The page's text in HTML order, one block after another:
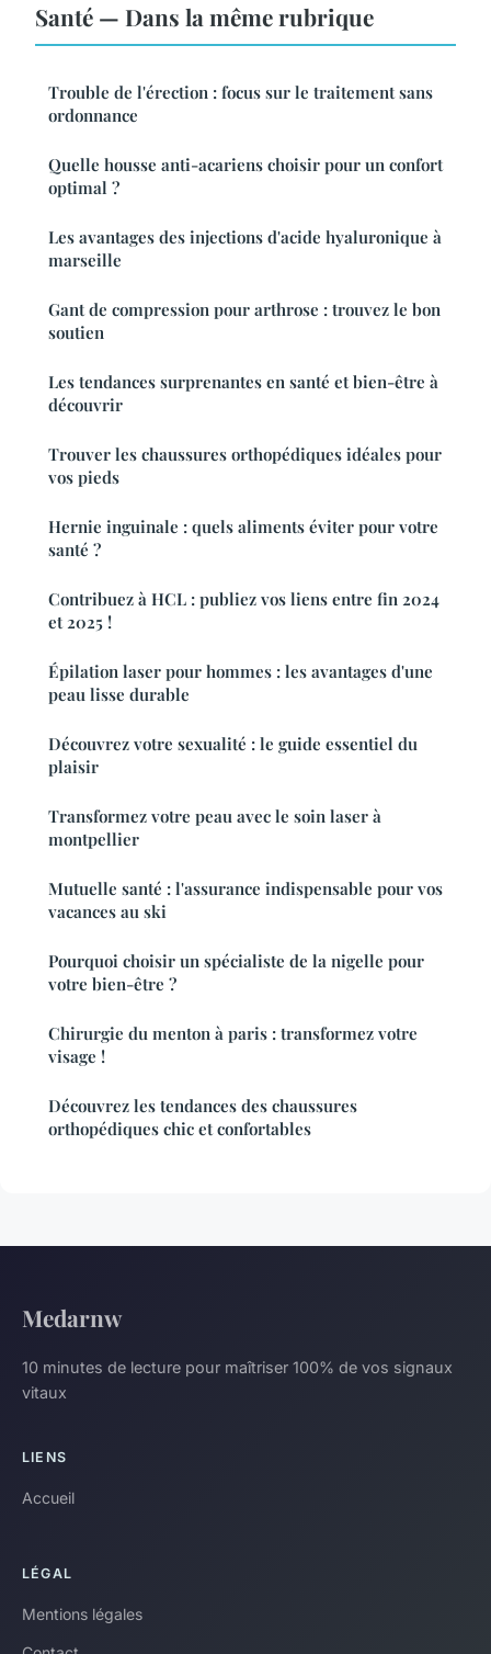
Santé — Dans la même rubrique
Trouble de l'érection : focus sur le traitement sans
ordonnance
Quelle housse anti-acariens choisir pour un confort
optimal ?
Les avantages des injections d'acide hyaluronique à
marseille
Gant de compression pour arthrose : trouvez le bon
soutien
Les tendances surprenantes en santé et bien-être à
découvrir
Trouver les chaussures orthopédiques idéales pour
vos pieds
Hernie inguinale : quels aliments éviter pour votre
santé ?
Contribuez à HCL : publiez vos liens entre fin 2024
et 2025 !
Épilation laser pour hommes : les avantages d'une
peau lisse durable
Découvrez votre sexualité : le guide essentiel du
plaisir
Transformez votre peau avec le soin laser à
montpellier
Mutuelle santé : l'assurance indispensable pour vos
vacances au ski
Pourquoi choisir un spécialiste de la nigelle pour
votre bien-être ?
Chirurgie du menton à paris : transformez votre
visage !
Découvrez les tendances des chaussures
orthopédiques chic et confortables
Medarnw
10 minutes de lecture pour maîtriser 100% de vos signaux
vitaux
LIENS
Accueil
LÉGAL
Mentions légales